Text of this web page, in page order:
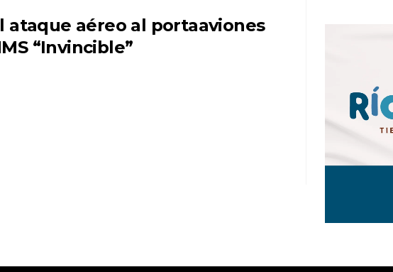
ataque aéreo al portaaviones
“Invincible”